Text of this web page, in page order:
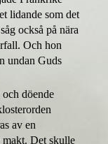
lidande som det
såg också på nära
Och hon
undan Guds
döende
aven
makt. Det skulle